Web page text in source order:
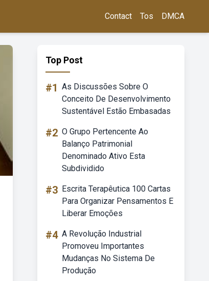
Contact Tos DMCA
Top Post
#1 As Discussões Sobre O
Conceito De Desenvolvimento
Sustentável Estão Embasadas
#2 O Grupo Pertencente Ao
Balanço Patrimonial
Denominado Ativo Esta
Subdividido
#3 Escrita Terapêutica 100 Cartas
Para Organizar Pensamentos E
Liberar Emoções
#4 A Revolução Industrial
Promoveu Importantes
Mudanças No Sistema De
Produção